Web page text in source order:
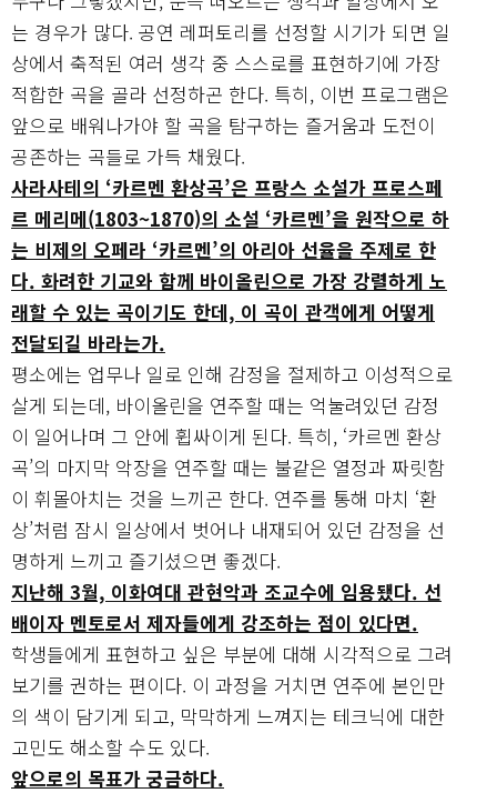
는 경우가 많다. 공연 레퍼토리를 선정할 시기가 되면 일
상에서 축적된 여러 생각 중 스스로를 표현하기에 가장
적합한 곡을 골라 선정하곤 한다. 특히, 이번 프로그램은
앞으로 배워나가야 할 곡을 탐구하는 즐거움과 도전이
공존하는 곡들로 가득 채웠다.
사라사테의 ‘카르멘 환상곡’은 프랑스 소설가 프로스페
르 메리메(1803~1870)의 소설 ‘카르멘’을 원작으로 하
는 비제의 오페라 ‘카르멘’의 아리아 선율을 주제로 한
다. 화려한 기교와 함께 바이올린으로 가장 강렬하게 노
래할 수 있는 곡이기도 한데, 이 곡이 관객에게 어떻게
전달되길 바라는가.
평소에는 업무나 일로 인해 감정을 절제하고 이성적으로
살게 되는데, 바이올린을 연주할 때는 억눌려있던 감정
이 일어나며 그 안에 휩싸이게 된다. 특히, ‘카르멘 환상
곡’의 마지막 악장을 연주할 때는 불같은 열정과 짜릿함
이 휘몰아치는 것을 느끼곤 한다. 연주를 통해 마치 ‘환
상’처럼 잠시 일상에서 벗어나 내재되어 있던 감정을 선
명하게 느끼고 즐기셨으면 좋겠다.
지난해 3월, 이화여대 관현악과 조교수에 임용됐다. 선
배이자 멘토로서 제자들에게 강조하는 점이 있다면.
학생들에게 표현하고 싶은 부분에 대해 시각적으로 그려
보기를 권하는 편이다. 이 과정을 거치면 연주에 본인만
의 색이 담기게 되고, 막막하게 느껴지는 테크닉에 대한
고민도 해소할 수도 있다.
앞으로의 목표가 궁금하다.